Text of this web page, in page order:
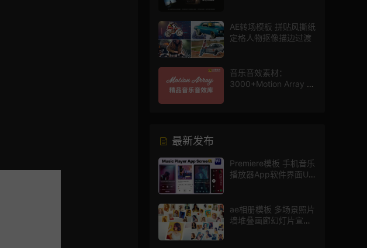
AE转场模板 拼贴风撕纸
定格人物抠像描边过渡
音乐音效素材：
3000+Motion Array 影
最新发布
Premiere模板 手机音乐
播放器App软件界面UI
ae相册模板 多场景照片
墙堆叠画廊幻灯片宣传